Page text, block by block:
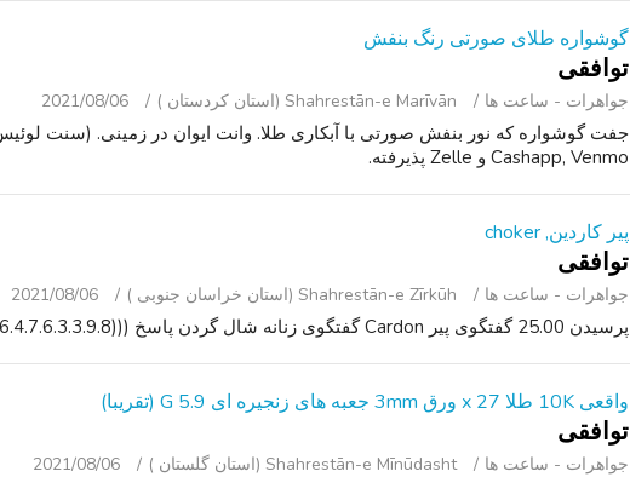
گوشواره طلای صورتی رنگ بنفش
توافقی
جواهرات - ساعت ‌ها Shahrestān-e Marīvān (استان کردستان ) 2021/08/06
جفت گوشواره که نور بنفش صورتی با آبکاری طلا. وانت ایوان در زمینی. (سنت
Cashapp, Venmo و Zelle پذیرفته.
پیر کاردین, choker
توافقی
جواهرات - ساعت ‌ها Shahrestān-e Zīrkūh (استان خراسان جنوبی ) 2021/08/06
پرسیدن 25.00 گفتگوی پیر Cardon گفتگوی زنانه شال گردن پاسخ (((5.1.6.4.7.6.3.3.9.8.))).
واقعی 10K طلا 27 x ورق 3mm جعبه های زنجیره ای 5.9 G (تقریبا)
توافقی
جواهرات - ساعت ‌ها Shahrestān-e Mīnūdasht (استان گلستان ) 2021/08/06